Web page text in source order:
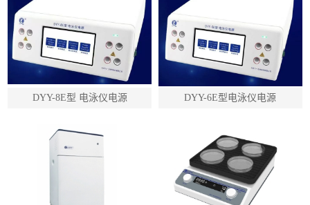
DYY-8E型 电泳仪电源 DYY-6E型电泳仪电源